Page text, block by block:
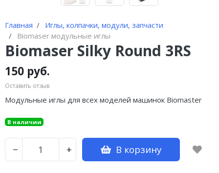
Главная
Иглы, колпачки, модули, запчасти
Biomaser модульные иглы
Biomaser Silky Round 3RS
150 руб.
Оставить отзыв
Модульные иглы для всех моделей машинок Biomaster
В наличии
− + В корзину